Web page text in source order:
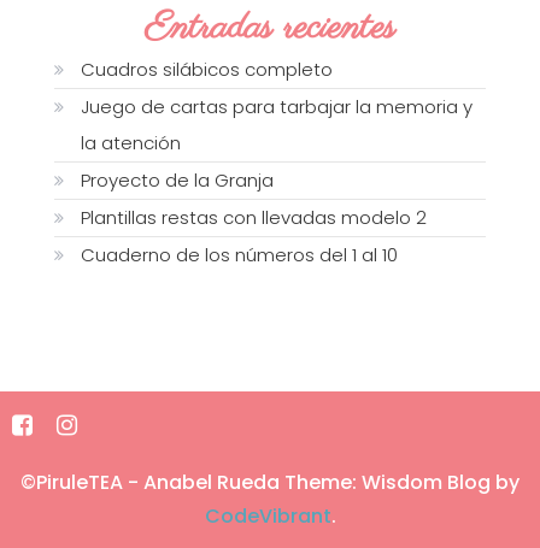
Entradas recientes
Cuadros silábicos completo
Juego de cartas para tarbajar la memoria y
la atención
Proyecto de la Granja
Plantillas restas con llevadas modelo 2
Cuaderno de los números del 1 al 10
©PiruleTEA - Anabel Rueda Theme: Wisdom Blog by
CodeVibrant.